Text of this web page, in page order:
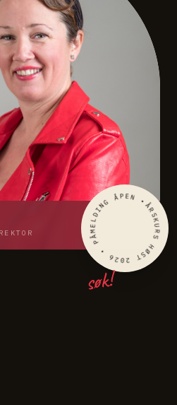
ÅRSKURS HØST 2026 • PÅMELDING ÅPEN •
søk!